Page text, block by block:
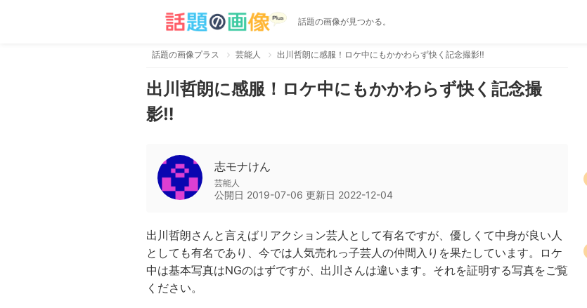
話題の画像が見つかる。
話題の画像プラス 芸能人 出川哲朗に感服！ロケ中にもかかわらず快く記念撮影‼
出川哲朗に感服！ロケ中にもかかわらず快く記念撮
影‼
志モナけん
芸能人
公開日 2019-07-06 更新日 2022-12-04
出川哲朗さんと言えばリアクション芸人として有名ですが、優しくて中身が良い人
としても有名であり、今では人気売れっ子芸人の仲間入りを果たしています。ロケ
中は基本写真はNGのはずですが、出川さんは違います。それを証明する写真をご覧
ください。